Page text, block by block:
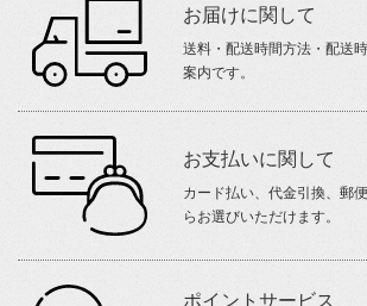
お届けに関して
送料・配送時間方法・配送
案内です。
お支払いに関して
カード払い、代金引換、郵
らお選びいただけます。
ポイントサービス